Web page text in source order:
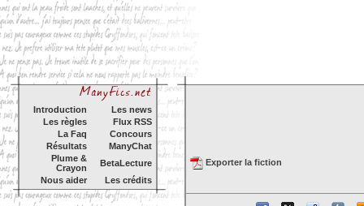
Introduction
Les news
Les règles
Flux RSS
La Faq
Concours
Résultats
ManyChat
Plume &
Crayon
BetaLecture
Nous aider
Les crédits
Exporter la fiction